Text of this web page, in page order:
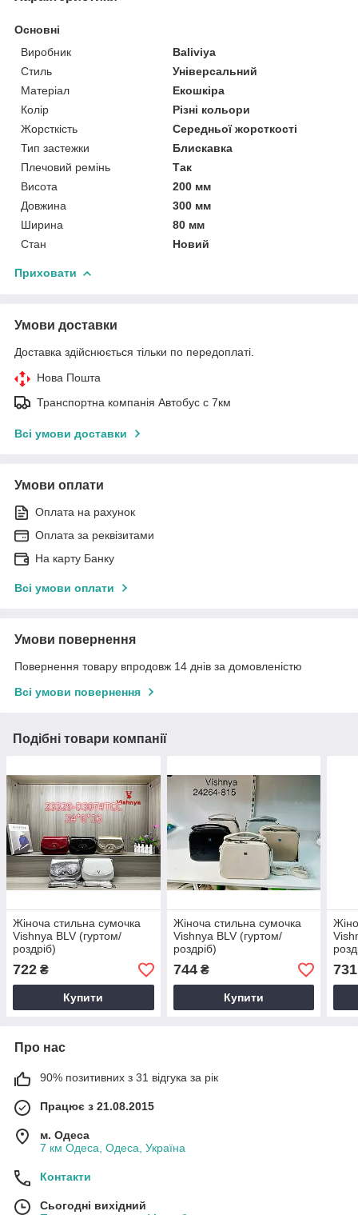
Основні
Виробник
Baliviya
Стиль
Універсальний
Матеріал
Екошкіра
Колір
Різні кольори
Жорсткість
Середньої жорсткості
Тип застежки
Блискавка
Плечовий ремінь
Так
Висота
200 мм
Довжина
300 мм
Ширина
80 мм
Стан
Новий
Приховати
Умови доставки
Доставка здійснюється тільки по передоплаті.
Нова Пошта
Транспортна компанія Автобус с 7км
Всі умови доставки
Умови оплати
Оплата на рахунок
Оплата за реквізитами
На карту Банку
Всі умови оплати
Умови повернення
Повернення товару впродовж 14 днів за домовленістю
Всі умови повернення
Подібні товари компанії
Жіноча стильна сумочка
Vishnya BLV (гуртом/
роздріб)
722 ₴
Купити
Жіноча стильна сумочка
Vishnya BLV (гуртом/
роздріб)
744₴
Купити
731
Про нас
90% позитивних з 31 відгука за рік
Працює з 21.08.2015
м. Одеса
7 км Одеса, Одеса, Україна
Контакти
Сьогодні вихідний